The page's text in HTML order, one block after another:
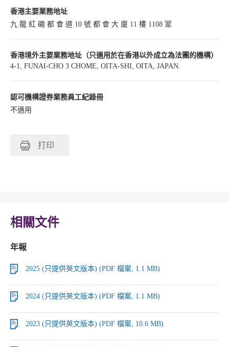
香港主要業務地址
九 龍 紅 磡 都 會 道 10 號 都 會 大 廈 11 樓 1108 室
香港境外主要業務地址（只適用於在香港以外成立為法團的機構）
4-1, FUNAI-CHO 3 CHOME, OITA-SHI, OITA, JAPAN.
認可機構證券業務員工紀錄冊
不適用
打印
相關文件
年報
2025 (只提供英文版本) (PDF 檔案, 1.1 MB)
2024 (只提供英文版本) (PDF 檔案, 1.1 MB)
2023 (只提供英文版本) (PDF 檔案, 10.6 MB)